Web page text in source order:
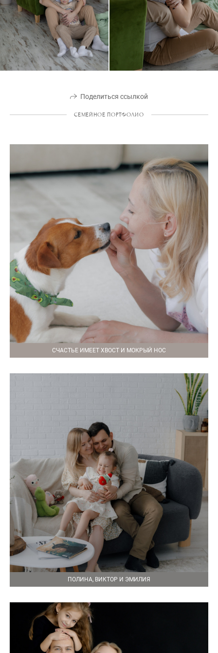
Поделиться ссылкой
СЕМЕЙНОЕ ПОРТФОЛИО
СЧАСТЬЕ ИМЕЕТ ХВОСТ И МОКРЫЙ НОС
ПОЛИНА, ВИКТОР И ЭМИЛИЯ